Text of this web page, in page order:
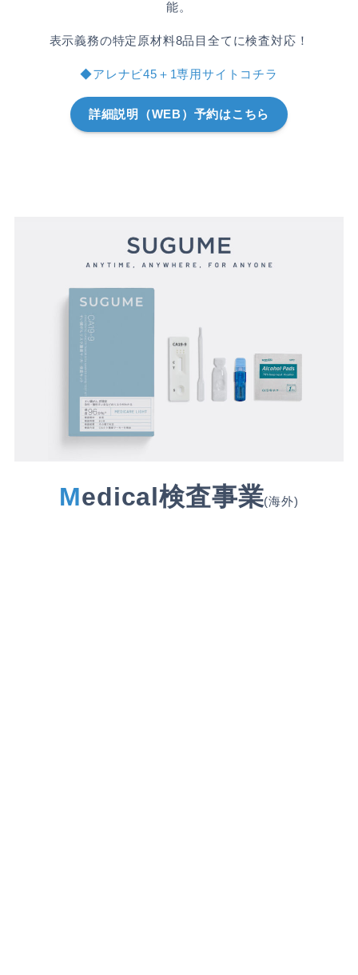
能。
表示義務の特定原材料8品目全てに検査対応！
◆アレナビ45＋1専用サイトコチラ
詳細説明（WEB）予約はこちら
Medical検査事業(海外)